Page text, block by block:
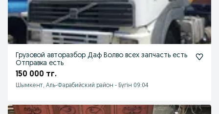
Грузовой авторазбор Даф Волво всех запчасть есть
Отправка есть
150 000 тг.
Шымкент, Аль-Фарабийский район - Бүгін 09:04